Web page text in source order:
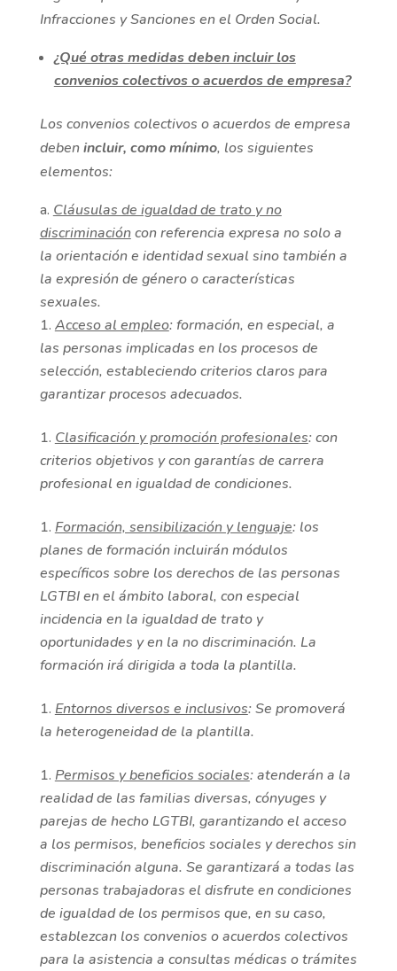
Infracciones y Sanciones en el Orden Social.
¿Qué otras medidas deben incluir los
convenios colectivos o acuerdos de empresa?
Los convenios colectivos o acuerdos de empresa
debenincluir, como mínimo, los siguientes
elementos:
Cláusulas de igualdad de trato y no
discriminacióncon referencia expresa no solo a
la orientación e identidad sexual sino también a
la expresión de género o características
sexuales.
Acceso al empleo: formación, en especial, a
las personas implicadas en los procesos de
selección, estableciendo criterios claros para
garantizar procesos adecuados.
Clasificación y promoción profesionales: con
criterios objetivos y con garantías de carrera
profesional en igualdad de condiciones.
Formación, sensibilización y lenguaje: los
planes de formación incluirán módulos
específicos sobre los derechos de las personas
LGTBI en el ámbito laboral, con especial
incidencia en la igualdad de trato y
oportunidades y en la no discriminación. La
formación irá dirigida a toda la plantilla.
Entornos diversos e inclusivos: Se promoverá
la heterogeneidad de la plantilla.
Permisos y beneficios sociales: atenderán a la
realidad de las familias diversas, cónyuges y
parejas de hecho LGTBI, garantizando el acceso
a los permisos, beneficios sociales y derechos sin
discriminación alguna. Se garantizará a todas las
personas trabajadoras el disfrute en condiciones
de igualdad de los permisos que, en su caso,
establezcan los convenios o acuerdos colectivos
para la asistencia a consultas médicas o trámites